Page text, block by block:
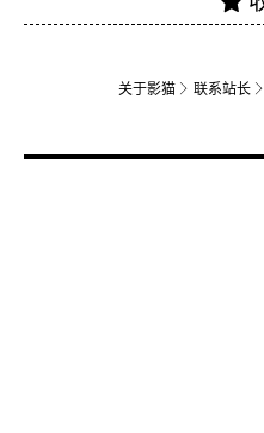
关于影猫 联系站长